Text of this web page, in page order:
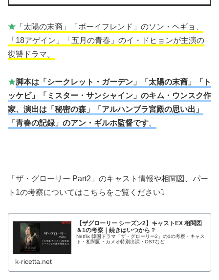
★ 「太陽の末裔」「ボーイフレンド」のソン・ヘギョ、
「18アゲイン」「五月の青春」のイ・ドヒョンが主演の
復讐ドラマ。
★脚本は「シークレット・ガーデン」「太陽の末裔」「ト
ッケビ」「ミスター・サンシャイン」のキム・ウンスク作
家、演出は「秘密の森」「アルハンブラ宮殿の思い出」
「青春の記録」のアン・ギルホ監督です。
「ザ・グローリー Part2」のキャスト情報や相関図、パー
ト1の考察についてはこちらをご覧ください⤵️
【ザグローリー シーズン2】キャストEX 相関図
＆1の考察｜続きはいつから？
Netflix 韓国ドラマ「ザ・グローリー2」の1の考察・キャス
ト・相関図・カメオ特別出演・OSTなど
k-ricetta.net